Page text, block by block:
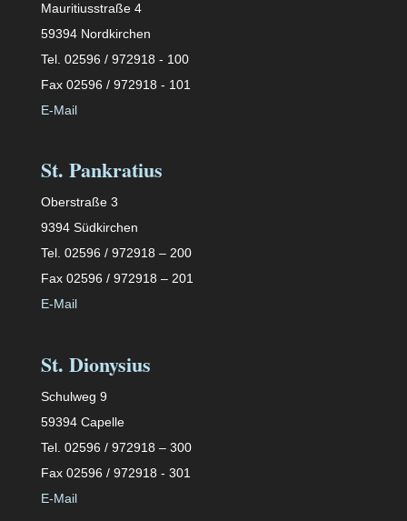
Mauritiusstraße 4
59394 Nordkirchen
Tel. 02596 / 972918 - 100
Fax 02596 / 972918 - 101
E-Mail
St. Pankratius
Oberstraße 3
9394 Südkirchen
Tel. 02596 / 972918 – 200
Fax 02596 / 972918 – 201
E-Mail
St. Dionysius
Schulweg 9
59394 Capelle
Tel. 02596 / 972918 – 300
Fax 02596 / 972918 - 301
E-Mail